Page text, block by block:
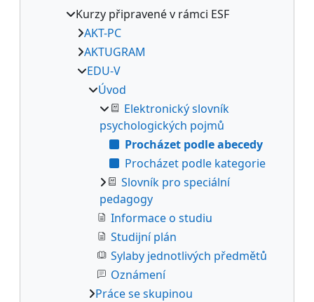
Kurzy připravené v rámci ESF
AKT-PC
AKTUGRAM
EDU-V
Úvod
Elektronický slovník
psychologických pojmů
Procházet podle abecedy
Procházet podle kategorie
Slovník pro speciální
pedagogy
Informace o studiu
Studijní plán
Sylaby jednotlivých předmětů
Oznámení
Práce se skupinou